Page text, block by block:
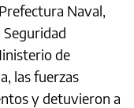
Naval,
Seguridad
de
las fuerzas
y detuvieron a